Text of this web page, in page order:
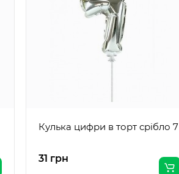
Кулька цифри в торт срібло 7
31 грн